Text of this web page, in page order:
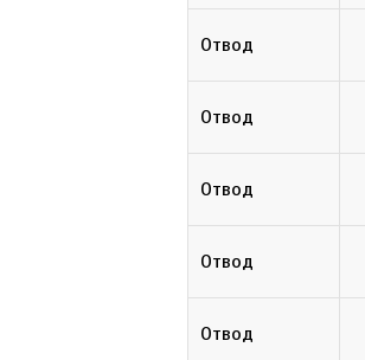
Отвод
Отвод
Отвод
Отвод
Отвод